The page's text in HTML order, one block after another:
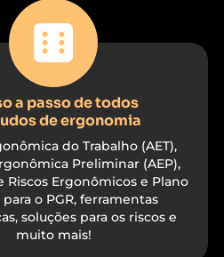
a passo de todos
de ergonomia
do Trabalho (AET),
Preliminar (AEP),
Riscos Ergonômicos e Plano
o PGR, ferramentas
soluções para os riscos e
muito mais!